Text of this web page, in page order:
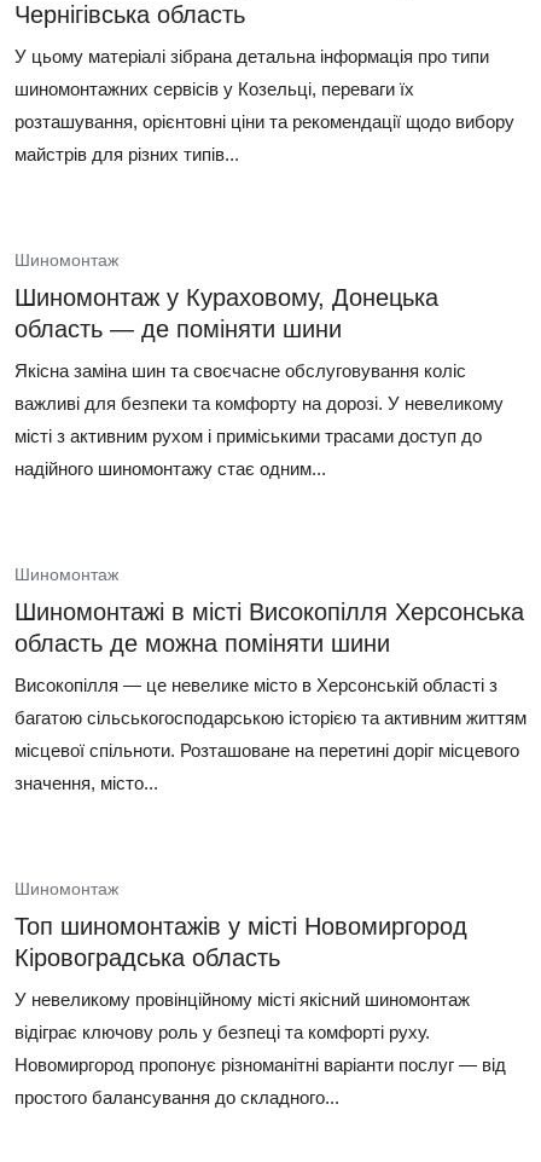
Чернігівська область
У цьому матеріалі зібрана детальна інформація про типи
шиномонтажних сервісів у Козельці, переваги їх
розташування, орієнтовні ціни та рекомендації щодо вибору
майстрів для різних типів...
Шиномонтаж
Шиномонтаж у Кураховому, Донецька
область — де поміняти шини
Якісна заміна шин та своєчасне обслуговування коліс
важливі для безпеки та комфорту на дорозі. У невеликому
місті з активним рухом і приміськими трасами доступ до
надійного шиномонтажу стає одним...
Шиномонтаж
Шиномонтажі в місті Високопілля Херсонська
область де можна поміняти шини
Високопілля — це невелике місто в Херсонській області з
багатою сільськогосподарською історією та активним життям
місцевої спільноти. Розташоване на перетині доріг місцевого
значення, місто...
Шиномонтаж
Топ шиномонтажів у місті Новомиргород
Кіровоградська область
У невеликому провінційному місті якісний шиномонтаж
відіграє ключову роль у безпеці та комфорті руху.
Новомиргород пропонує різноманітні варіанти послуг — від
простого балансування до складного...